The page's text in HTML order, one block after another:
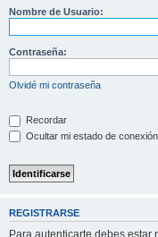
Nombre de Usuario:
Contraseña:
Olvidé mi contraseña
Recordar
Ocultar mi estado de
REGISTRARSE
Para autenticarte debes estar